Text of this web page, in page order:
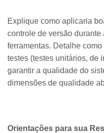
Explique como aplicaria
controle de versão
ferramentas. Detalhe
testes (testes unitários, de
garantir a qualidade do
dimensões de qualidade
Orientações para sua